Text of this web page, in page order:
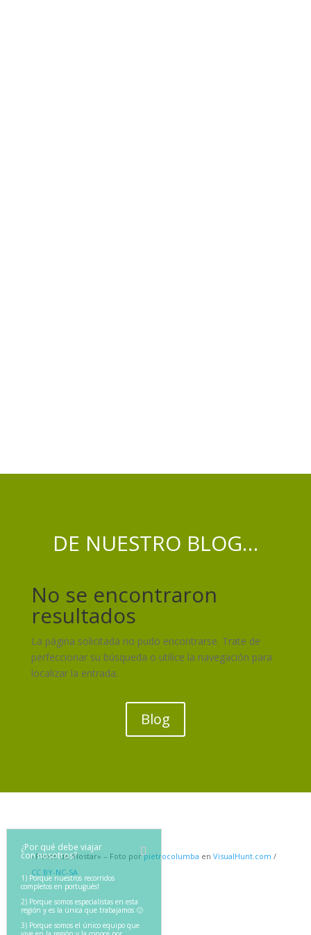
¿Por qué debe viajar
con nosotros?
1) Porque nuestros recorridos
completos en portugués!
2) Porque somos especialistas en esta
región y es la única que trabajamos 🙂
3) Porque somos el único equipo que
DE NUESTRO BLOG…
No se encontraron
resultados
La página solicitada no pudo encontrarse. Trate de
perfeccionar su búsqueda o utilice la navegación para
localizar la entrada.
Blog
«Ponte de Mostar» – Foto porpietrocolumba en VisualHunt.com /
CC BY-NC-SA